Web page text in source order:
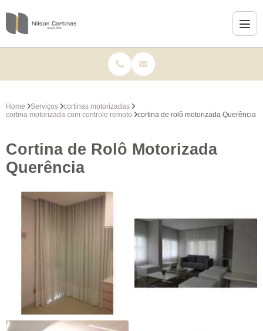
Home Serviços
cortinas motorizadas
cortina motorizada com controle remoto
cortina de rolô motorizada Querência
Cortina de Rolô Motorizada
Querência